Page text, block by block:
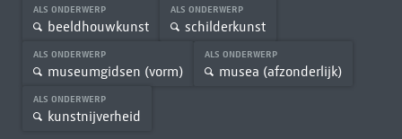
ALS ONDERWERP
beeldhouwkunst
ALS ONDERWERP
schilderkunst
ALS ONDERWERP
museumgidsen (vorm)
ALS ONDERWERP
musea (afzonderlijk)
ALS ONDERWERP
kunstnijverheid